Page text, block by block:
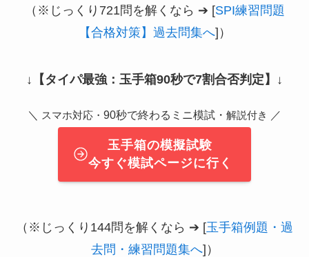
（※じっくり721問を解くなら ➔ [SPI練習問題
【合格対策】過去問集へ]）
↓ 【タイパ最強：玉手箱90秒で7割合否判定】 ↓
＼ スマホ対応・ 90秒で終わるミニ模試・ 解説付き ／
玉手箱の模擬試験
今すぐ模試ページに行く
（※じっくり144問を解くなら ➔ [玉手箱例題・過
去問・練習問題集へ]）